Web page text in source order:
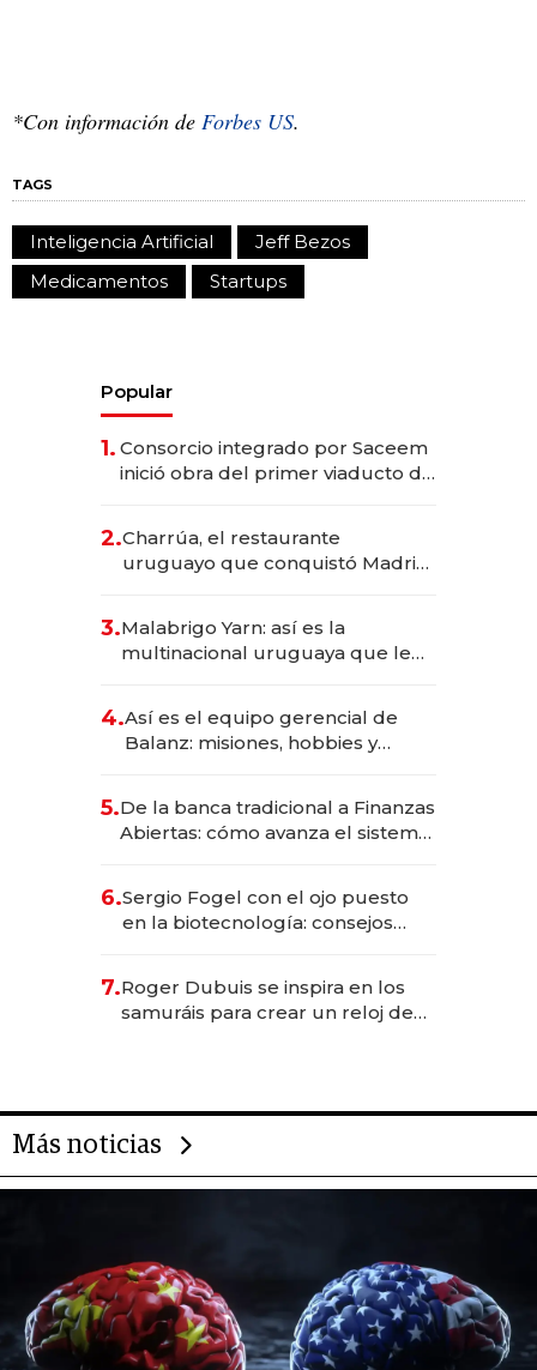
*Con información de Forbes US.
TAGS
Inteligencia Artificial
Jeff Bezos
Medicamentos
Startups
Popular
1. Consorcio integrado por Saceem
inició obra del primer viaducto de
millones
2.Charrúa, el restaurante
uruguayo que conquistó Madrid:
anticipación y prepara apertura
3.Malabrigo Yarn: así es la
multinacional uruguaya que le
4.Así es el equipo gerencial de
Balanz: misiones, hobbies y
5.De la banca tradicional a Finanzas
Abiertas: cómo avanza el sistema
6.Sergio Fogel con el ojo puesto
en la biotecnología: consejos
rol de la IA
7.Roger Dubuis se inspira en los
samuráis para crear un reloj de
Más noticias